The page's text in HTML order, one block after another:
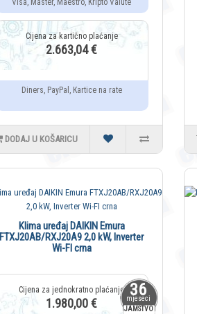
Visa, Master, Maestro, Kripto Valute
2.663,04 €
Diners, PayPal, Kartice na rate
DODAJ U KOŠARICU
36
mjeseci
JAMSTVO
Klima uređaj DAIKIN Emura
FTXJ20AB/RXJ20A9 2,0 kW, Inverter
Wi-FI crna
1.980,00 €